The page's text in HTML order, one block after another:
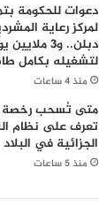
دعوات للحكومة
لمركز رعاية
دبلن.. و3
لتشغيله بكامل
منذ 4 ساعات
متى تُسحب رخصة
تعرف على نظام
الجزائية في البلاد
منذ 5 ساعات